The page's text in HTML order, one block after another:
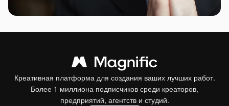
Креативная платформа для создания ваших лучших работ.
Более 1 миллиона подписчиков среди креаторов,
предприятий, агентств и студий.